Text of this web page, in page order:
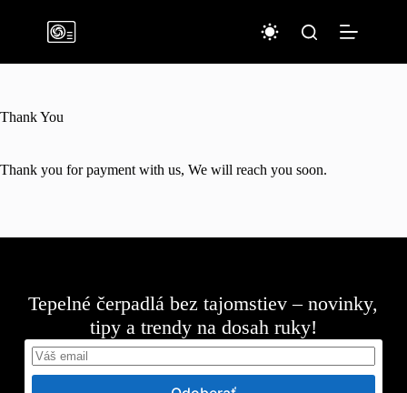
Thank You
Thank you for payment with us, We will reach you soon.
Tepelné čerpadlá bez tajomstiev – novinky,
tipy a trendy na dosah ruky!